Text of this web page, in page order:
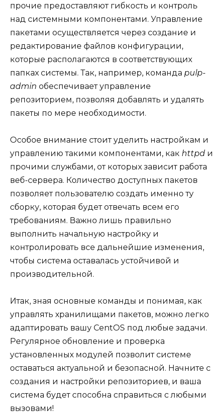
прочие предоставляют гибкость и контроль
над системными компонентами. Управление
пакетами осуществляется через создание и
редактирование файлов конфигурации,
которые располагаются в соответствующих
папках системы. Так, например, команда pulp-
admin обеспечивает управление
репозиторием, позволяя добавлять и удалять
пакеты по мере необходимости.
Особое внимание стоит уделить настройкам и
управлению такими компонентами, как httpd и
прочими службами, от которых зависит работа
веб-сервера. Количество доступных пакетов
позволяет пользователю создать именно ту
сборку, которая будет отвечать всем его
требованиям. Важно лишь правильно
выполнить начальную настройку и
контролировать все дальнейшие изменения,
чтобы система оставалась устойчивой и
производительной.
Итак, зная основные команды и понимая, как
управлять хранилищами пакетов, можно легко
адаптировать вашу CentOS под любые задачи.
Регулярное обновление и проверка
установленных модулей позволит системе
оставаться актуальной и безопасной. Начните с
создания и настройки репозиториев, и ваша
система будет способна справиться с любыми
вызовами!